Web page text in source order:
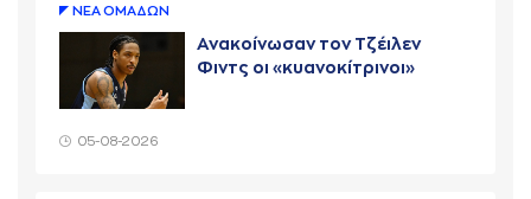
ΝΕA ΟΜAΔΩΝ
Ανακοίνωσαν τον Τζέιλεν
Φιντς οι «κυανοκίτρινοι»
05-08-2026